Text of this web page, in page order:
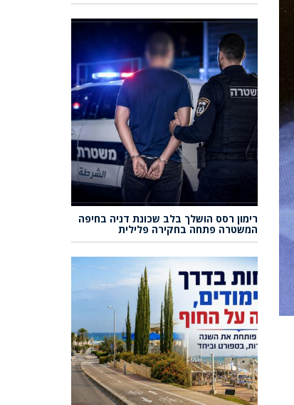
רימון רסס הושלך בלב שכונת דניה בחיפה
המשטרה פתחה בחקירה פלילית